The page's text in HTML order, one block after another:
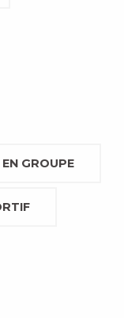
GROUPE